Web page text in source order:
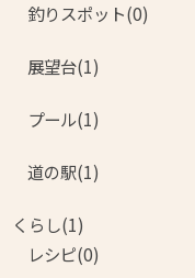
釣りスポット(0)
展望台(1)
プール(1)
道の駅(1)
くらし(1)
レシピ(0)